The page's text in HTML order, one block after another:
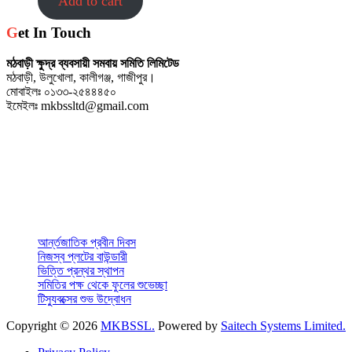
Get In Touch
মঠবাড়ী ক্ষুদ্র ব্যবসায়ী সমবায় সমিতি লিমিটেড
মঠবাড়ী, উলুখোলা, কালীগঞ্জ, গাজীপুর।
মোবাইলঃ ০১৩৩-২৫৪৪৪৫০
ইমেইলঃ mkbssltd@gmail.com
আর্ন্তজাতিক প্রবীন দিবস
নিজস্ব প্লটের বাউন্ডারী
ভিত্তি প্রন্থর স্থাপন
সমিতির পক্ষ থেকে ফুলের শুভেচ্ছা
টিস্যুবক্সের শুভ উদ্বোধন
Copyright © 2026 MKBSSL. Powered by Saitech Systems Limited.